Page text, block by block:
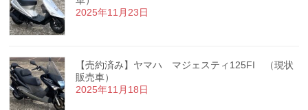
2025年11月23日
【売約済み】ヤマハ マジェスティ125FI （現状
販売車）
2025年11月18日